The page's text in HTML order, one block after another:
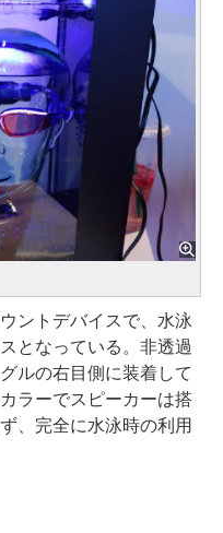
ントデバイスで、水泳
となっている。非透過
ルの右目側に装着して
ラーでスピーカーは搭
、完全に水泳時の利用